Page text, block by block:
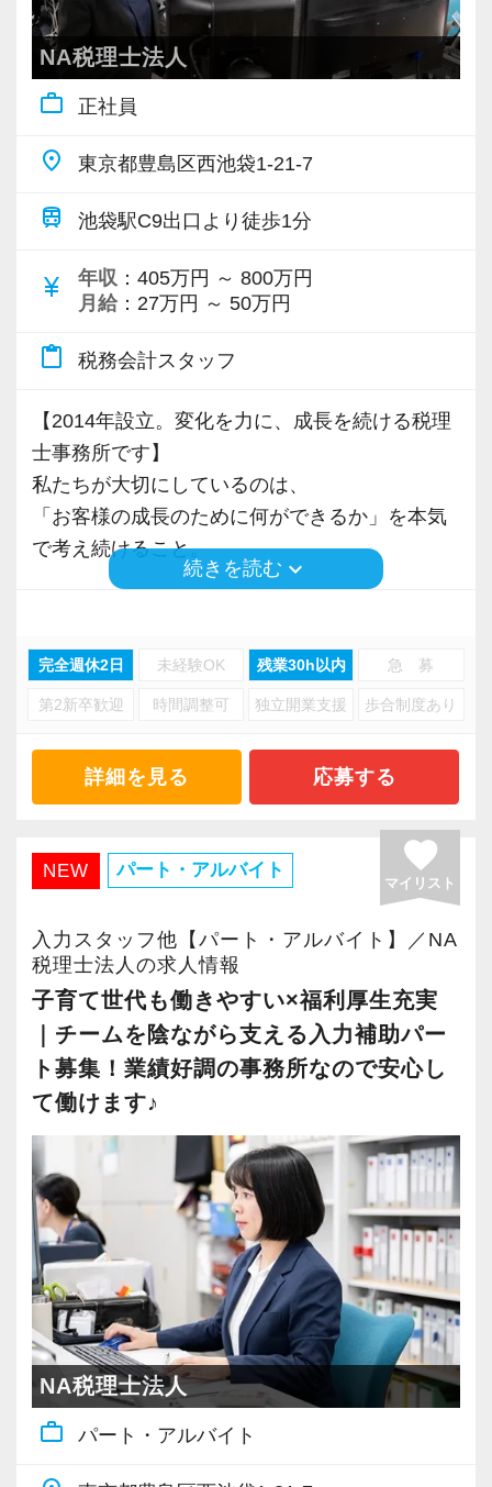
し】
当法人の場合、同じOJTでも、やるべきことを
一方的に与えられて、それができなければ不安
になるなんてことはありません。
メイドの教育で、一連の作業に慣れていくまで
柔軟にサポートしていきます。
具体的には、
・毎月１回の上司との面談により現状の課題や
・マニュアルが豊富なため、マニュアルを基に
・コーチング研修により、コーチングを日々の
業務に活用しています。
・その他、必要に応じて研修をご用意していま
す。
従業員がしたいことを実現し、お客様のお役に
そんな好循環を生み出すためにも今後も色々な
取り組みを進めていきたいと考えています。
超高齢化の税理士業界で、次世代を担うのが
我々だと思っています。
ぜひ、あなたの力を貸してください。
■東京支店の特徴
【特徴１/売上１億円以下の一人経営者に特化】
売上1億円以下の一人経営者に提供している『ラ
イト顧問サービス』が評価され、依頼が急増し
ています。
具体的には、
記帳代行業務
・適正な申告をするための、申告書作成業務
・年１回の決算シュミレーションサービス業務
を行っています。
東京支店代表の齊木が４０才ということもあ
り、お客様も２０代から４０代の方が多いで
す。
今後も、一人経営者は増加する市場のため、じ
っくりと経験と知識を積み、将来的には幹部と
【特徴２/手間は最小限、利益は最大限がテー
マ】
限にする心がけた未来創造支援をしています。
もちろん、社員の方の手間も最小限、利益（経
す。
・チャット、ZOOMの積極活用により、手間や
移動時間の削減
・独自の資料収集ファイルと記帳代行会社（グ
ループ会社）を活用した入力作業の削減
・数字を基にした、シュミレーションによる将
来利益の見える化
・コーチングを活用したコミュケーションによ
る気づきの最大化
を心がけています。
習熟度に応じて携わる仕事の範囲を広げていく
ため、新しくご入社いただく方も、お客様から
の刺激を受けながら自らの成長を感じていただ
けることと思います。
【特徴３/オーダーメイドの指導で成長を後押
■ 教育体制について
入所後は教育チームに所属し、基礎から丁寧に
学びます。
客様対応にも同席します。
1年ほどで担当を持つことを目指しますが、
当事務所は5名程度のチーム制を採用していま
す。
・分からないことをすぐ相談できる
・一人で抱え込まない
安心して成長できる環境があります。
■ 学び続けられる環境
毎週の社内研修、月1回のIT研修、外部講師によ
学びの機会を継続的に設けています。
税理士を目指して勉強している職員も多く、
繁忙期以外の残業は少なめです。
努力を続ける人が、着実に力を伸ばしていける
毎週木曜日はノー残業デー。
繁忙期以外の残業は19時までと決めています。
（シャットダウンツールの導入により、19時以
降はPCの使用ができません）
仕事に集中し、終わったら自分の時間を大切に
する。
長く働ける環境づくりにも力を入れています。
■ 最後に
未経験から専門職へ進む道は、決して楽ではあ
りません。
ですが、本気で力をつけたい人にとっては、着
実に成長できる環境があります。
「できるようになりたい」という意志を持ち、
会計の世界で一歩ずつ専門性を身につけたいと
NA税理士法人
work_outline 正社員
place 東京都豊島区西池袋1-21-7
train 池袋駅C9出口より徒歩1分
currency_yen 年収 ：405万円 ～ 800万円
月給 ：27万円 ～ 50万円
content_paste 税務会計スタッフ
【2014年設立。変化を力に、成長を続ける税理
士事務所です】
私たちが大切にしているのは、
「お客様の成長のために何ができるか」を本気
で考え続けること。
私たちは事業承継を積極的に行いながら、着実
に規模を拡大してきました。
した土台のある成長”。
一時的な勢いではなく、長く続く組織づくりを
■ 経験を活かし、腰を据えて働ける環境
これまでのご経験を活かし、
お客様対応を中心とした業務をお任せします。
入力業務や書類作成などは専任チームがサポー
トしますので、
お客様への提案や経営支援に集中できる環境で
入所後は既存のお客様を引き継ぎ、
1年程度で20件前後の担当を持っていただく予定
です。
「担当を持ちながらも、孤立しない」
当事務所は5名1組のチーム制。
担当者が不在でもフォローできる体制を整えて
います。
続きを読む keyboard_arrow_down
完全週休2日 未経験OK 残業30h以内 急 募
第2新卒歓迎 時間調整可 独立開業支援 歩合制度あり
詳細を見る 応募する
NEW パート・アルバイト favorite
マイリスト
入力スタッフ他【パート・アルバイト】／NA
税理士法人の求人情報
子育て世代も働きやすい×福利厚生充実
｜チームを陰ながら支える入力補助パー
ト募集！業績好調の事務所なので安心し
て働けます♪
NA税理士法人
work_outline パート・アルバイト